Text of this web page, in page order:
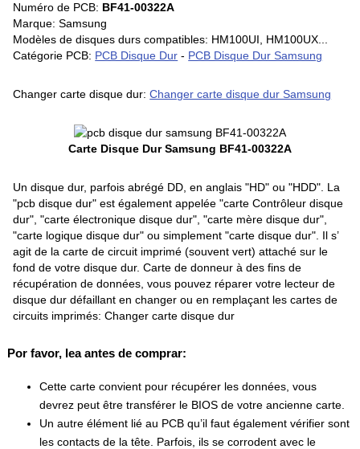
Numéro de PCB: BF41-00322A
Marque: Samsung
Modèles de disques durs compatibles: HM100UI, HM100UX...
Catégorie PCB: PCB Disque Dur - PCB Disque Dur Samsung
Changer carte disque dur:Changer carte disque dur Samsung
Carte Disque Dur Samsung BF41-00322A
Un disque dur, parfois abrégé DD, en anglais "HD" ou "HDD". La
"pcb disque dur" est également appelée "carte Contrôleur disque
dur", "carte électronique disque dur", "carte mère disque dur",
"carte logique disque dur" ou simplement "carte disque dur". Il s’
agit de la carte de circuit imprimé (souvent vert) attaché sur le
fond de votre disque dur. Carte de donneur à des fins de
récupération de données, vous pouvez réparer votre lecteur de
disque dur défaillant en changer ou en remplaçant les cartes de
circuits imprimés: Changer carte disque dur
Por favor, lea antes de comprar:
Cette carte convient pour récupérer les données, vous
devrez peut être transférer le BIOS de votre ancienne carte.
Un autre élément lié au PCB qu’il faut également vérifier sont
les contacts de la tête. Parfois, ils se corrodent avec le